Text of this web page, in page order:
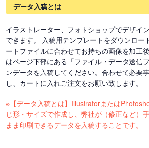
データ入稿とは
イラストレーター、フォトショップでデザイ
できます。 入稿用テンプレートをダウンロー
ートファイルに合わせてお持ちの画像を加工
はページ下部にある「ファイル・データ送信
ンデータを入稿してください。合わせて必要
し、カートに入れご注文をお願い致します。
※【データ入稿とは】Illustratorまたは
じ形・サイズで作成し、弊社が（修正など）
まま印刷できるデータを入稿することです。